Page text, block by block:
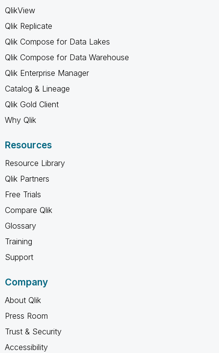
QlikView
Qlik Replicate
Qlik Compose for Data Lakes
Qlik Compose for Data Warehouse
Qlik Enterprise Manager
Catalog & Lineage
Qlik Gold Client
Why Qlik
Resources
Resource Library
Qlik Partners
Free Trials
Compare Qlik
Glossary
Training
Support
Company
About Qlik
Press Room
Trust & Security
Accessibility